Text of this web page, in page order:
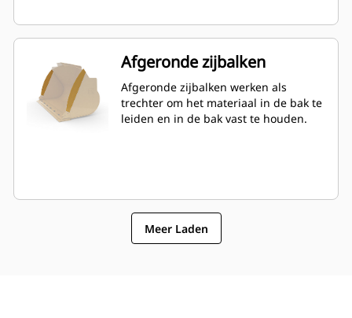
Afgeronde zijbalken
Afgeronde zijbalken werken als
trechter om het materiaal in de bak te
leiden en in de bak vast te houden.
Meer Laden